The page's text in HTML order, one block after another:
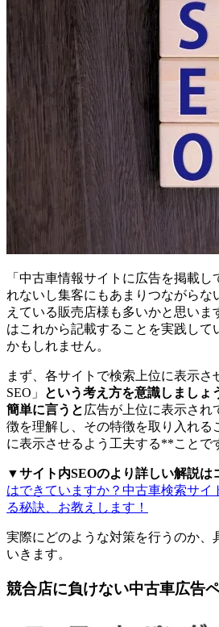
「中古車情報サイトに広告を掲載
れないし集客にもあまりつながらな
えている販売店様も多いかと思いま
はこれから記載することを実践して
かもしれません。
まず、各サイトで検索上位に表示
SEO」
という考え方を意識しましょ
簡単に言うと広告が上位に表示され
徴を理解し、その特徴を取り入れる
に表示させるよう工夫する**ことで
▼サイト内SEOのより詳しい解説は
はできていますか？中古車検索サイ
る秘訣、お教えします！
実際にどのような対策を行うのか、
いきます。
競合店に負けない中古車広告